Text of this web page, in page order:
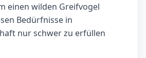
einen wilden Greifvogel
Bedürfnisse in
nur schwer zu erfüllen